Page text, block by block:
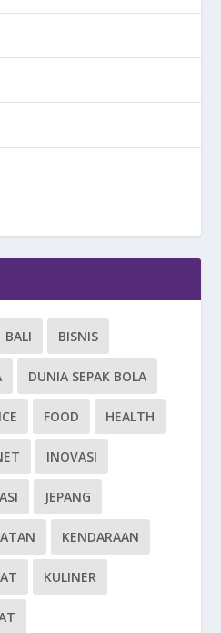
BALI BISNIS
DUNIA SEPAK BOLA
FOOD HEALTH
INOVASI
JEPANG
KENDARAAN
KULINER